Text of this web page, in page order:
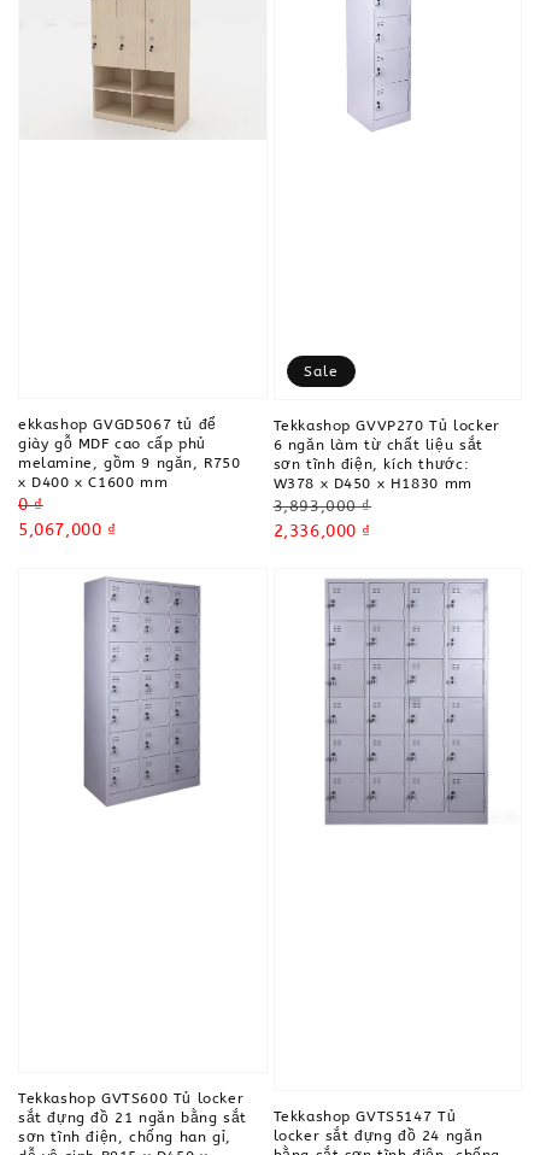
ekkashop GVGD5067 tủ để
giày gỗ MDF cao cấp phủ
melamine, gồm 9 ngăn, R750
x D400 x C1600 mm
Regular
price
0 ₫
Sale
5,067,000 ₫
Sale
Tekkashop GVVP270 Tủ locker
6 ngăn làm từ chất liệu sắt
sơn tĩnh điện, kích thước:
W378 x D450 x H1830 mm
Regular
price
3,893,000 ₫
Sale
2,336,000 ₫
Tekkashop GVTS600 Tủ locker
sắt đựng đồ 21 ngăn bằng sắt
sơn tĩnh điện, chống han gỉ,
Tekkashop GVTS5147 Tủ
locker sắt đựng đồ 24 ngăn